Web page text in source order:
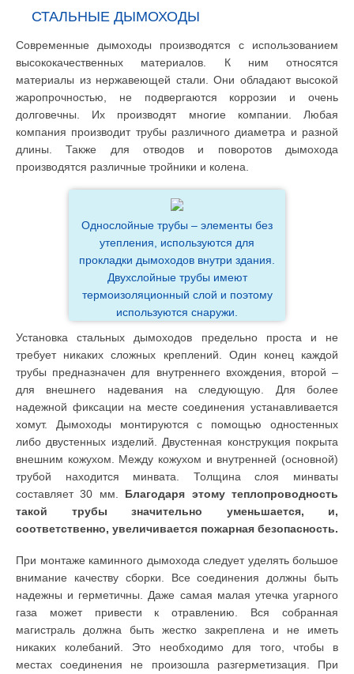
СТАЛЬНЫЕ ДЫМОХОДЫ
Современные дымоходы производятся с использованием
высококачественных материалов. К ним относятся
материалы из нержавеющей стали. Они обладают высокой
жаропрочностью, не подвергаются коррозии и очень
долговечны. Их производят многие компании. Любая
компания производит трубы различного диаметра и разной
длины. Также для отводов и поворотов дымохода
производятся различные тройники и колена.
Однослойные трубы – элементы без
утепления, используются для
прокладки дымоходов внутри здания.
Двухслойные трубы имеют
термоизоляционный слой и поэтому
используются снаружи.
Установка стальных дымоходов предельно проста и не
требует никаких сложных креплений. Один конец каждой
трубы предназначен для внутреннего вхождения, второй –
для внешнего надевания на следующую. Для более
надежной фиксации на месте соединения устанавливается
хомут. Дымоходы монтируются с помощью одностенных
либо двустенных изделий. Двустенная конструкция покрыта
внешним кожухом. Между кожухом и внутренней (основной)
трубой находится минвата. Толщина слоя минваты
составляет 30 мм. Благодаря этому теплопроводность
такой трубы значительно уменьшается, и,
соответственно, увеличивается пожарная безопасность.
При монтаже каминного дымохода следует уделять большое
внимание качеству сборки. Все соединения должны быть
надежны и герметичны. Даже самая малая утечка угарного
газа может привести к отравлению. Вся собранная
магистраль должна быть жестко закреплена и не иметь
никаких колебаний. Это необходимо для того, чтобы в
местах соединения не произошла разгерметизация. При